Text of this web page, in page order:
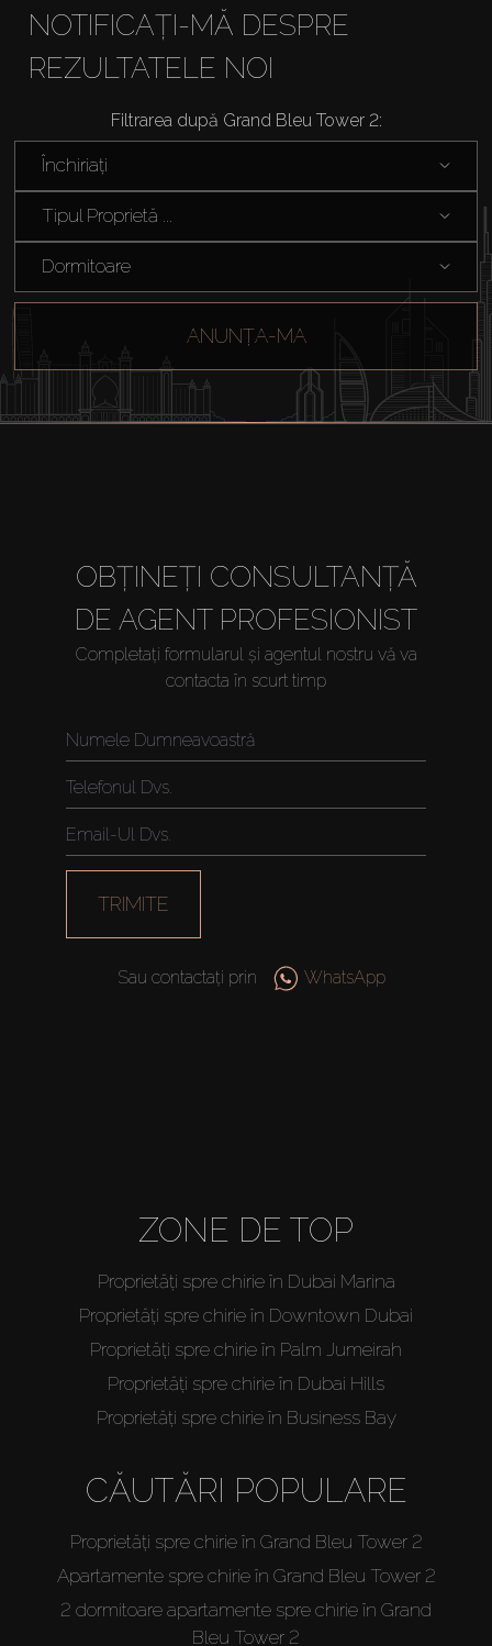
Cumpărați
Închiriați
Vânzare
Agenți
NOTIFICAȚI-MĂ DESPRE
REZULTATELE NOI
Filtrarea după Grand Bleu Tower 2:
Închiriați
Tipul Proprietă ...
Dormitoare
ANUNȚA-MA
OBȚINEȚI CONSULTANȚĂ
DE AGENT PROFESIONIST
Completați formularul și agentul nostru vă va
contacta în scurt timp
TRIMITE
Sau contactați prin WhatsApp
ZONE DE TOP
Proprietăți spre chirie în Dubai Marina
Proprietăți spre chirie în Downtown Dubai
Proprietăți spre chirie în Palm Jumeirah
Proprietăți spre chirie în Dubai Hills
Proprietăți spre chirie în Business Bay
CĂUTĂRI POPULARE
Proprietăți spre chirie în Grand Bleu Tower 2
Apartamente spre chirie în Grand Bleu Tower 2
2 dormitoare apartamente spre chirie în Grand
Bleu Tower 2